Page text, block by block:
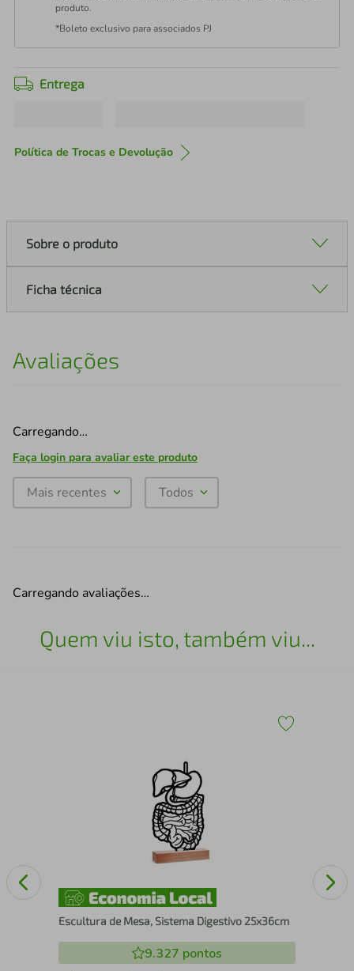
produto.
*Boleto exclusivo para associados PJ
Entrega
Política de Trocas e Devolução
Sobre o produto
Ficha técnica
Avaliações
Carregando…
Faça login para avaliar este produto
Mais recentes Todos
Carregando avaliações…
Quem viu isto, também viu...
Escultura de Mesa, Sistema Digestivo 25x36cm
9.327 pontos